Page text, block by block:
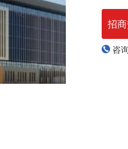
招
咨